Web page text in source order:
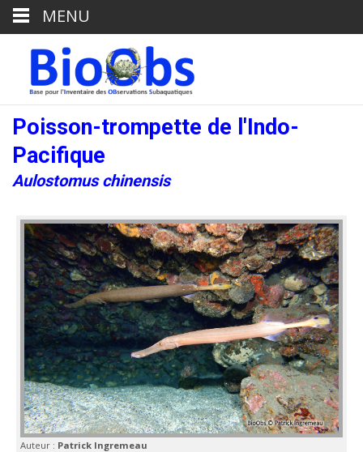
Poisson-trompette de l'Indo-
Pacifique
Aulostomus chinensis
Auteur : Patrick Ingremeau
MENU